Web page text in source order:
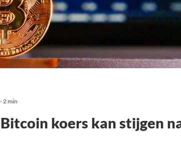
2 min
koers kan stijgen